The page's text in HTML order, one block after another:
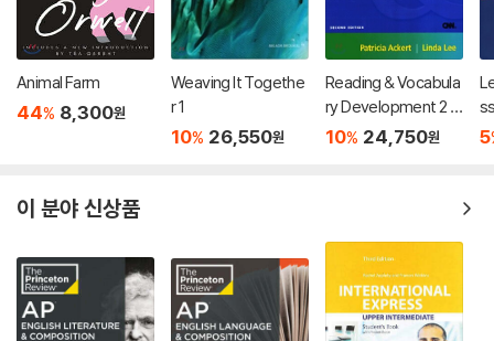
Animal Farm
44% 8,300원
Weaving It Togethe
r 1
10% 26,550원
Reading & Vocabula
ry Development 2 :
Thoughts & Notions
10% 24,750원 5
이 분야 신상품